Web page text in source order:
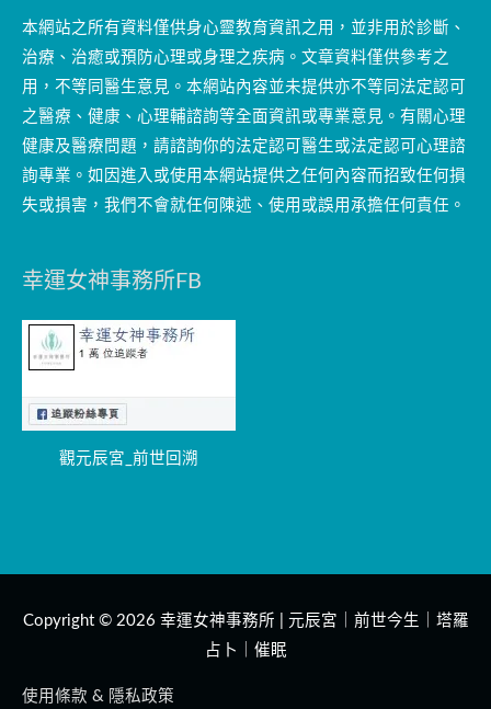
本網站之所有資料僅供身心靈教育資訊之用，並非用於診斷、
治療、治癒或預防心理或身理之疾病。文章資料僅供參考之
用，不等同醫生意見。本網站內容並未提供亦不等同法定認可
之醫療、健康、心理輔諮詢等全面資訊或專業意見。有關心理
健康及醫療問題，請諮詢你的法定認可醫生或法定認可心理諮
詢專業。如因進入或使用本網站提供之任何內容而招致任何損
失或損害，我們不會就任何陳述、使用或誤用承擔任何責任。
幸運女神事務所FB
觀元辰宮_前世回溯
Copyright © 2026 幸運女神事務所 | 元辰宮｜前世今生｜塔羅
占卜｜催眠
使用條款 & 隱私政策